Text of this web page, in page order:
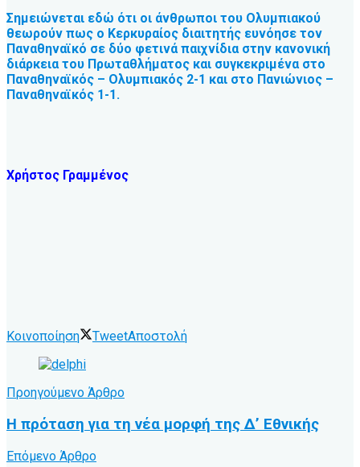
Σημειώνεται εδώ ότι οι άνθρωποι του Ολυμπιακού
θεωρούν πως ο Κερκυραίος διαιτητής ευνόησε τον
Παναθηναϊκό σε δύο φετινά παιχνίδια στην κανονική
διάρκεια του Πρωταθλήματος και συγκεκριμένα στο
Παναθηναϊκός – Ολυμπιακός 2-1 και στο Πανιώνιος –
Παναθηναϊκός 1-1.
Χρήστος Γραμμένος
Κοινοποίηση TweetΑποστολή
Προηγούμενο Άρθρο
Η πρόταση για τη νέα μορφή της Δ’ Εθνικής
Επόμενο Άρθρο